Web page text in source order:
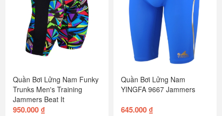
Quần Bơi Lửng Nam Funky
Trunks Men's Training
Jammers Beat It
950.000 ₫
Quần Bơi Lửng Nam
YINGFA 9667 Jammers
645.000 ₫